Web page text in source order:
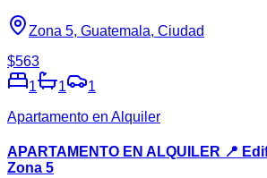
Zona 5, Guatemala, Ciudad
$563
1
1
1
Apartamento en Alquiler
APARTAMENTO EN ALQUILER 📍
Zona 5